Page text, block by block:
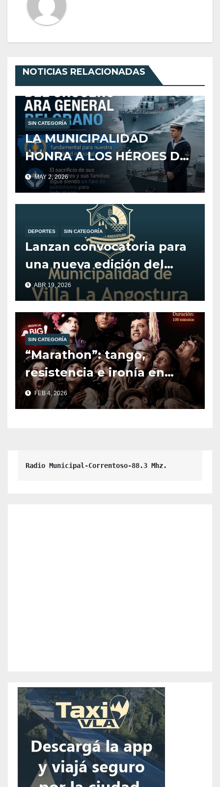
NOTICIAS RELACIONADAS
SIN CATEGORÍA
LA MUNICIPALIDAD
HONRA A LOS HÉROES DEL
CRUCERO ARA GENERAL
BELGRANO
MAY 2, 2026
DEPORTES SIN CATEGORÍA
Lanzan convocatoria para
una nueva edición del
programa Alentando el
Deporte.
ABR 19, 2026
SIN CATEGORÍA
“Marathon”: tango,
resistencia e ironía en
escena.
FEB 4, 2026
Radio Municipal-Correntoso-88.3 Mhz.